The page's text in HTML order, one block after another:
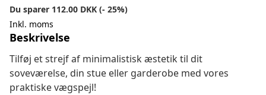
Du sparer 112.00 DKK (- 25%)
Inkl. moms
Beskrivelse
Tilføj et strejf af minimalistisk æstetik til dit
soveværelse, din stue eller garderobe med vores
praktiske vægspejl!